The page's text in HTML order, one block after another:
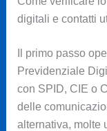
digitali e contatti
Il primo passo
Previdenziale
con SPID, CIE o
delle
alternativa, molte